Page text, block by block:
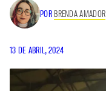
POR BRENDA AMADOR
13 DE ABRIL, 2024